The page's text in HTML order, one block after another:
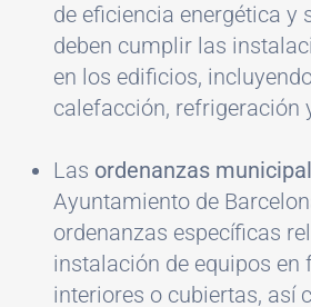
de eficiencia energética y
deben cumplir las
en los edificios,
calefacción, refrigeración
Las ordenanzas
Ayuntamiento de
ordenanzas específicas
instalación de equipos en
interiores o cubiertas, así